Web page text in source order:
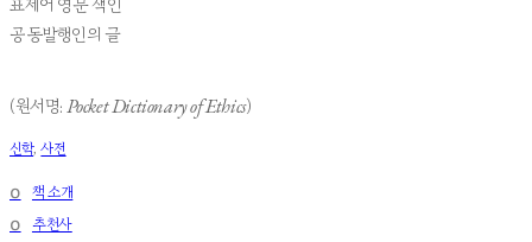
표제어 영문 색인
공동발행인의 글
(원서명: Pocket Dictionary of Ethics)
신학,사전
໐ 책 소개
໐ 추천사